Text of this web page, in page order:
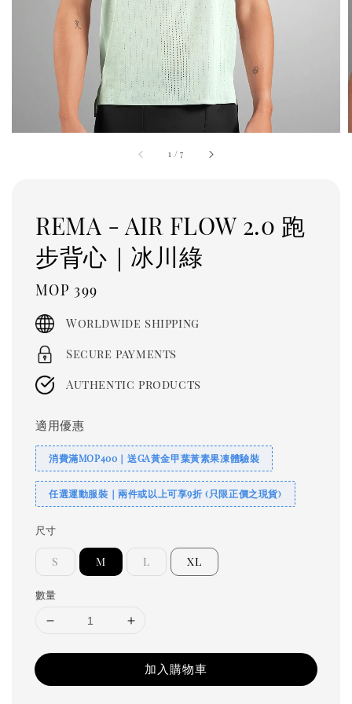
1 /7
REMA - AIR FLOW 2.0 跑
步背心｜冰川綠
Regular
price
MOP 399
Worldwide shipping
Secure payments
Authentic products
適用優惠
消費滿MOP400｜送GA黃金甲葉黃素果凍體驗裝
任選運動服裝｜兩件或以上可享9折 (只限正價之現貨)
尺寸
S M L XL
數量
加入購物車